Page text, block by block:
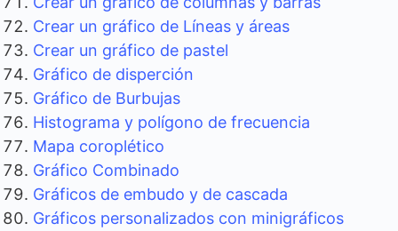
Crear un gráfico de Líneas y áreas
Crear un gráfico de pastel
Gráfico de disperción
Gráfico de Burbujas
Histograma y polígono de frecuencia
Mapa coroplético
Gráfico Combinado
Gráficos de embudo y de cascada
Gráficos personalizados con minigráficos